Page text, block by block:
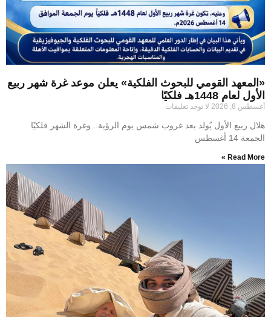
«المعهد القومي للبحوث الفلكية» يعلن موعد غرة شهر ربيع
الأول لعام 1448هـ فلكيًا
أغسطس 8, 2026 لا توجد تعليقات
هلال ربيع الأول يُولد بعد غروب شمس يوم الرؤية.. وغرة الشهر فلكيًا
الجمعة 14 أغسطس
Read More »